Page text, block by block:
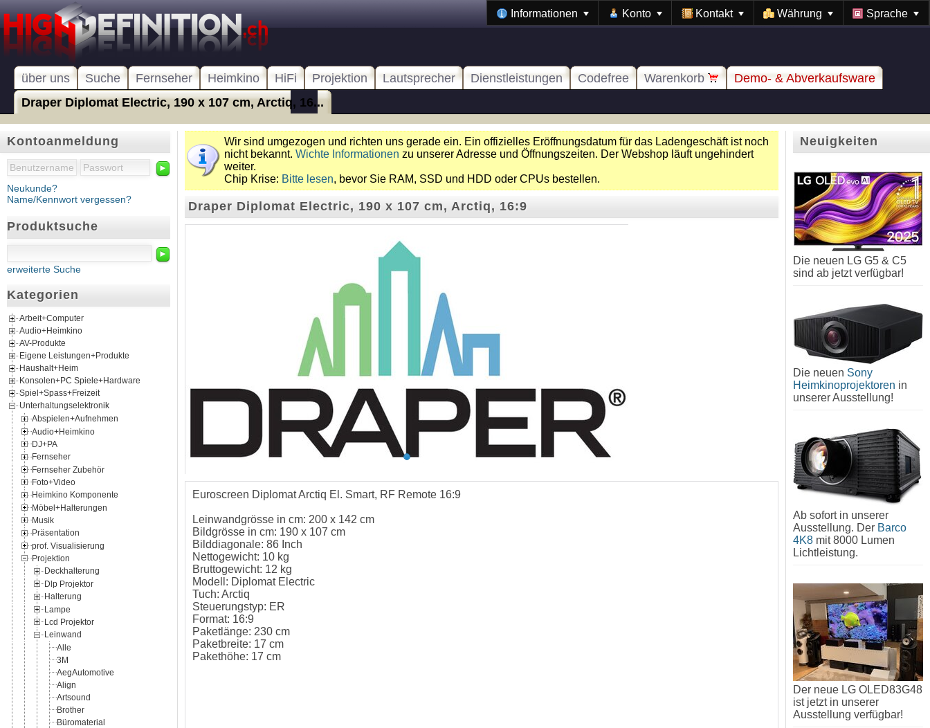
Informationen Konto Kontakt Währung Sprache
über uns Suche Fernseher Heimkino HiFi Projektion Lautsprecher Dienstleistungen Codefree Warenkorb
Demo- & Abverkaufsware
Draper Diplomat Electric, 190 x 107 cm, Arctiq, 16...
Kontoanmeldung
►
Neukunde?
Name/Kennwort vergessen?
Produktsuche
►
erweiterte Suche
Kategorien
Arbeit+Computer
Audio+Heimkino
AV-Produkte
Eigene Leistungen+Produkte
Haushalt+Heim
Konsolen+PC Spiele+Hardware
Spiel+Spass+Freizeit
Unterhaltungselektronik
Abspielen+Aufnehmen
Audio+Heimkino
DJ+PA
Fernseher
Fernseher Zubehör
Foto+Video
Heimkino Komponente
Möbel+Halterungen
Musik
Präsentation
prof. Visualisierung
Projektion
Deckhalterung
Dlp Projektor
Halterung
Lampe
Lcd Projektor
Leinwand
Alle
3M
AegAutomotive
Align
Artsound
Brother
Büromaterial
Wir sind umgezogen und richten uns gerade ein. Ein offizielles Eröffnungsdatum für das Ladengeschäft ist noch
nicht bekannt. Wichte Informationen zu unserer Adresse und Öffnungszeiten. Der Webshop läuft ungehindert
weiter.
Chip Krise: Bitte lesen, bevor Sie RAM, SSD und HDD oder CPUs bestellen.
Draper Diplomat Electric, 190 x 107 cm, Arctiq, 16:9
Euroscreen Diplomat Arctiq El. Smart, RF Remote 16:9
Leinwandgrösse in cm: 200 x 142 cm
Bildgrösse in cm: 190 x 107 cm
Bilddiagonale: 86 Inch
Nettogewicht: 10 kg
Bruttogewicht: 12 kg
Modell: Diplomat Electric
Tuch: Arctiq
Steuerungstyp: ER
Format: 16:9
Paketlänge: 230 cm
Paketbreite: 17 cm
Pakethöhe: 17 cm
Neuigkeiten
Die neuen LG G5 & C5
sind ab jetzt verfügbar!
Die neuen Sony
Heimkinoprojektoren in
unserer Ausstellung!
Ab sofort in unserer
Ausstellung. Der Barco
4K8 mit 8000 Lumen
Lichtleistung.
Der neue LG OLED83G48
ist jetzt in unserer
Ausstellung verfügbar!